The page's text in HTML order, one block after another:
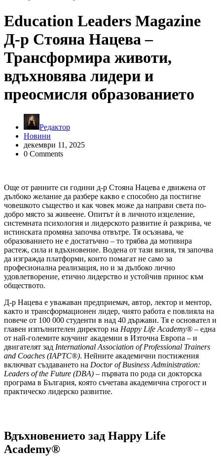
Education Leaders Magazine
Д-р Стояна Нацева –
Трансформира животи,
вдъхновява лидери и
преосмисля образованието
Редактор
Новини
декември 11, 2025
0 Comments
Още от ранните си години д-р Стояна Нацева е движена от
дълбоко желание да разбере какво е способно да постигне
човешкото същество и как човек може да направи света по-
добро място за живеене. Опитът ѝ в личното изцеление,
системната психология и лидерското развитие ѝ разкрива, че
истинската промяна започва отвътре. Тя осъзнава, че
образованието не е достатъчно – то трябва да мотивира
растеж, сила и вдъхновение. Водена от тази визия, тя започва
да изгражда платформи, които помагат не само за
професионална реализация, но и за дълбоко лично
удовлетворение, етично лидерство и устойчив принос към
обществото.
Д-р Нацева е уважаван предприемач, автор, лектор и ментор,
както и трансформационен лидер, чиято работа е повлияла на
повече от 100 000 студенти в над 40 държави. Тя е основател и
главен изпълнителен директор на Happy Life Academy® – една
от най-големите коучинг академии в Източна Европа – и
двигателят зад International Association of Professional Trainers
and Coaches (IAPTC®). Нейните академични постижения
включват създаването на Doctor of Business Administration:
Leaders of the Future (DBA) – първата по рода си докторска
програма в България, която съчетава академична строгост и
практическо лидерско развитие.
Вдъхновението зад Happy Life
Academy®